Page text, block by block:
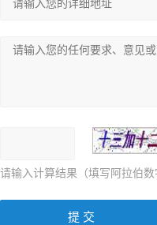
请输入计算结果（填写阿拉伯